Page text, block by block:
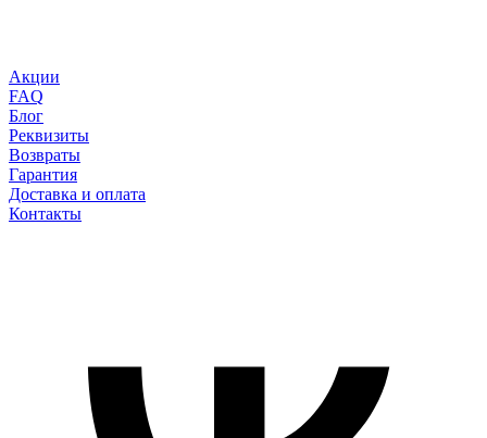
Акции
FAQ
Блог
Реквизиты
Возвраты
Гарантия
Доставка и оплата
Контакты